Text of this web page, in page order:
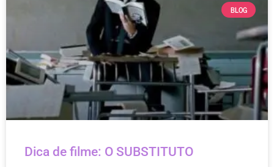
BLOG
Dica de filme: O SUBSTITUTO